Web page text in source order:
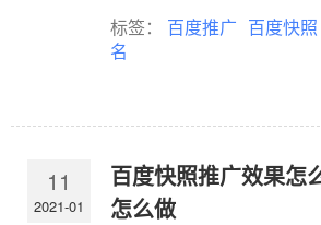
标签： 百度推广 百度快照
名
11
2021-01
百度快照推广效果怎
怎么做